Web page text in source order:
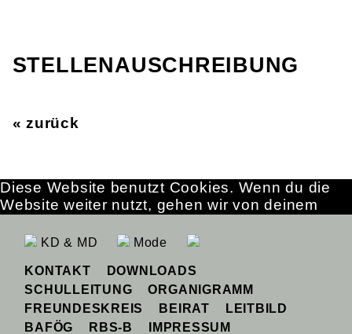
STELLENAUSCHREIBUNG
« zurück
KD & MD Mode
KONTAKT
DOWNLOADS
SCHULLEITUNG
ORGANIGRAMM
FREUNDESKREIS
BEIRAT
LEITBILD
BAFÖG
RBS-B IMPRESSUM
Diese Website benutzt Cookies. Wenn du die
Website weiter nutzt, gehen wir von deinem